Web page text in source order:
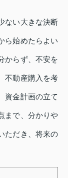
ない大きな決断
ら始めたらよい
からず、不安を
不動産購入を考
資金計画の立て
まで、分かりや
ただき、将来の